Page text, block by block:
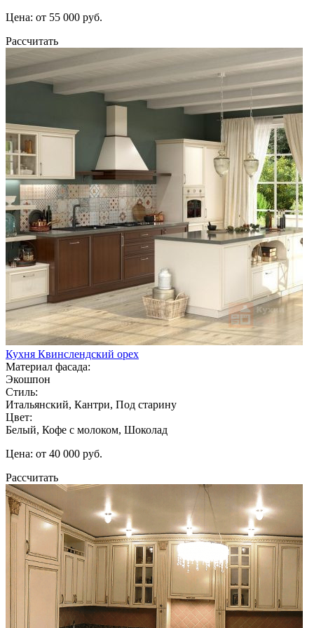
Цена: от 55 000 руб.
Рассчитать
Кухня Квинслендский орех
Материал фасада:
Экошпон
Стиль:
Итальянский, Кантри, Под старину
Цвет:
Белый, Кофе с молоком, Шоколад
Цена: от 40 000 руб.
Рассчитать